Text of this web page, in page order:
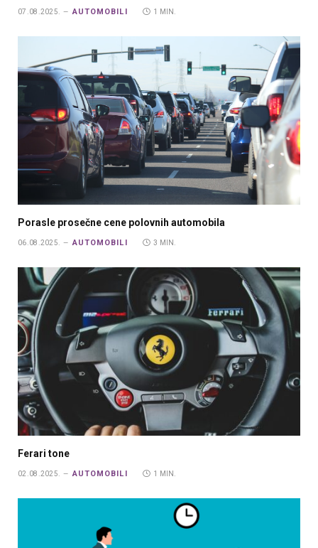
07.08.2025. AUTOMOBILI 1 MIN.
Porasle prosečne cene polovnih automobila
06.08.2025. AUTOMOBILI 3 MIN.
Ferari tone
02.08.2025. AUTOMOBILI 1 MIN.